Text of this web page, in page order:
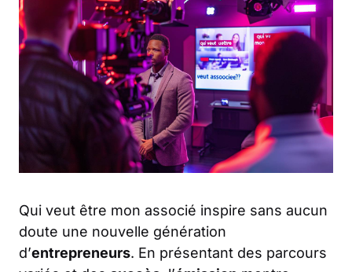
Qui veut être mon associé inspire sans aucun
doute une nouvelle génération
d’entrepreneurs. En présentant des parcours